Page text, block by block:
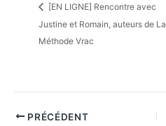
[EN LIGNE] Rencontre avec
Justine et Romain, auteurs de La
Méthode Vrac
PRÉCÉDENT